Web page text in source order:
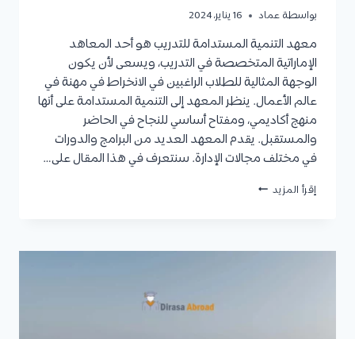
بواسطة عماد 16 يناير، 2024
معهد التنمية المستدامة للتدريب هو أحد المعاهد
الإماراتية المتخصصة في التدريب، ويسعى لأن يكون
الوجهة المثالية للطلاب الراغبين في الانخراط في مهنة في
عالم الأعمال. ينظر المعهد إلى التنمية المستدامة على أنها
منهج أكاديمي، ومفتاح أساسي للنجاح في الحاضر
والمستقبل. يقدم المعهد العديد من البرامج والدورات
في مختلف مجالات الإدارة. سنتعرف في هذا المقال على…
إقرأ المزيد معهد
كافة